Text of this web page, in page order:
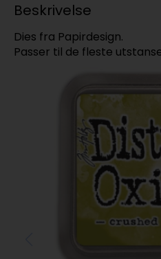
Beskrivelse
Dies fra Papirdesign.
Passer til de fleste